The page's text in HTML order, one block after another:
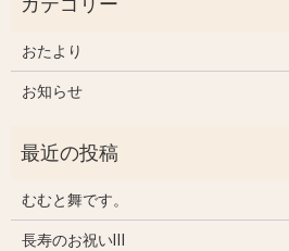
おたより
お知らせ
むむと舞です。
長寿のお祝いⅢ